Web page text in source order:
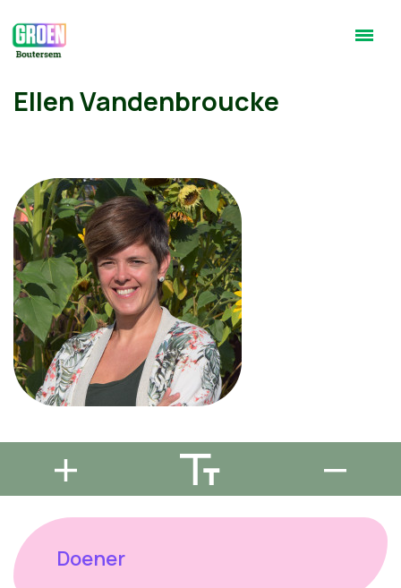
Ellen Vandenbroucke
Doener